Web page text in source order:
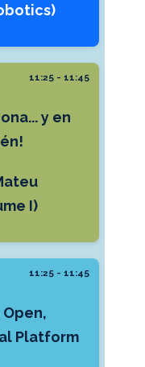
11:25 - 11:45
y en
I)
11:25 - 11:45
Open,
Platform